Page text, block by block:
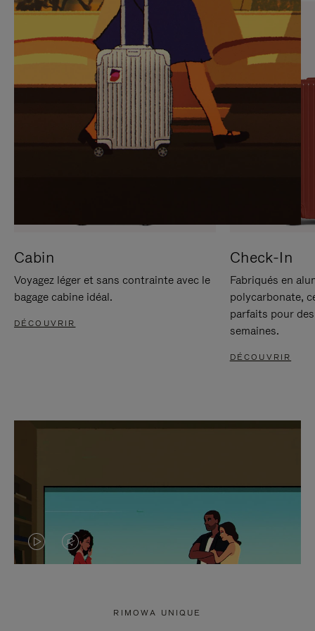
SUR
POUR
METTRE
PAUSE
VEUILLEZ
CLIQUER
POUR
RÉACTIVER
LE
SON
Cabin
Voyagez léger et sans contrainte avec le
bagage cabine idéal.
DÉCOUVRIR
Check-In
Fabriqués en
polycarbonate,
parfaits pour
semaines.
DÉCOUVRIR
LA LE
RIMOWA UNIQUE